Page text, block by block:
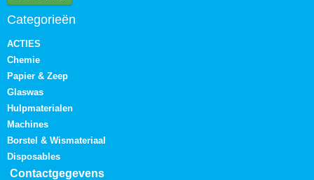
Categorieën
ACTIES
Chemie
Papier & Zeep
Glaswas
Hulpmaterialen
Machines
Borstel & Wismateriaal
Disposables
Contactgegevens